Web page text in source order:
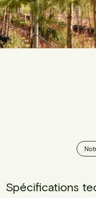
Spécifications